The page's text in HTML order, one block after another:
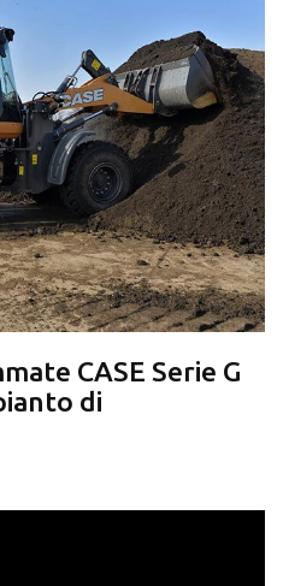
CASE Serie G
di